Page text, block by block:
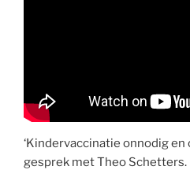
‘Kindervaccinatie onnodig en
gesprek met Theo Schetters.